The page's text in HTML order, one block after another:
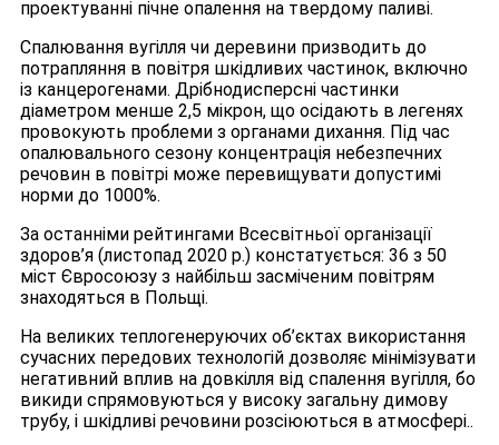
проектуванні пічне опалення на твердому паливі.
Спалювання вугілля чи деревини призводить до
потрапляння в повітря шкідливих частинок, включно
із канцерогенами. Дрібнодисперсні частинки
діаметром менше 2,5 мікрон, що осідають в легенях
провокують проблеми з органами дихання. Під час
опалювального сезону концентрація небезпечних
речовин в повітрі може перевищувати допустимі
норми до 1000%.
За останніми рейтингами Всесвітньої організації
здоров’я (листопад 2020 р.) констатується: 36 з 50
міст Євросоюзу з найбільш засміченим повітрям
знаходяться в Польщі.
На великих теплогенеруючих об’єктах використання
сучасних передових технологій дозволяє мінімізувати
негативний вплив на довкілля від спалення вугілля, бо
викиди спрямовуються у високу загальну димову
трубу, і шкідливі речовини розсіюються в атмосфері..